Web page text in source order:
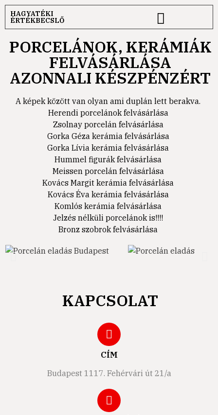
HAGYATÉKI
ÉRTÉKBECSLŐ
PORCELÁNOK, KERÁMIÁK
FELVÁSÁRLÁSA
AZONNALI KÉSZPÉNZÉRT
A képek között van olyan ami duplán lett berakva.
Herendi porcelánok felvásárlása
Zsolnay porcelán felvásárlása
Gorka Géza kerámia felvásárlása
Gorka Lívia kerámia felvásárlása
Hummel figurák felvásárlása
Meissen porcelán felvásárlása
Kovács Margit kerámia felvásárlása
Kovács Éva kerámia felvásárlása
Komlós kerámia felvásárlása
Jelzés nélküli porcelánok is!!!!
Bronz szobrok felvásárlása
KAPCSOLAT
CÍM
Budapest 1117. Fehérvári út 21/a